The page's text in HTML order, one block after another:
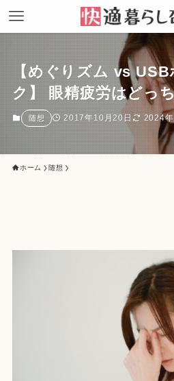
【めぐりズム vs
ク】 眼精疲労はどっ
随想 2017年10月20日 2024
ホーム 随想